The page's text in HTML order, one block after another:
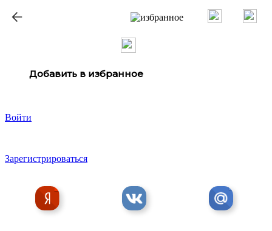
Добавить в избранное
Войти
Зарегистрироваться